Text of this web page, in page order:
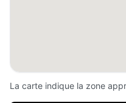
La carte indique la zone